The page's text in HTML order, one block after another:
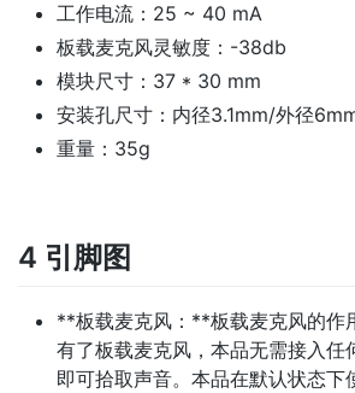
工作电流：25 ~ 40 mA
板载麦克风灵敏度：-38db
模块尺寸：37 * 30 mm
安装孔尺寸：内径3.1mm/外径
重量：35g
4 引脚图
**板载麦克风：**板载麦克风的作
有了板载麦克风，本品无需接入任
即可拾取声音。本品在默认状态下